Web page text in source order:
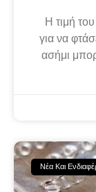
Η τιμή
για να
ασήμι
Νέα Και